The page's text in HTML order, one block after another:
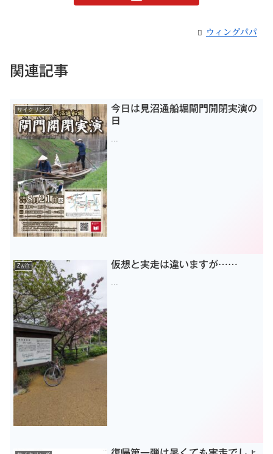
ウィングパパ
関連記事
サイクリング
今日は見沼通船堀閘門開閉実演の
日
...
Zwift 仮想と実走は違いますが……